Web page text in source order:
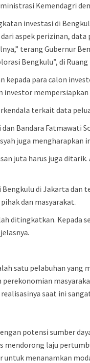
Kemendagri
investasi di
aspek perizinan,
terang Gubernur
Bengkulu”, di
kepada para calon
mempersiapkan
terkait data
Bandara Fatmawati
juga
juta harus juga
di Jakarta dan
dan masyarakat.
ditingkatkan. Kepada
satu pelabuhan
saat ini
potensi sumber
mendorong laju
untuk menanamkan